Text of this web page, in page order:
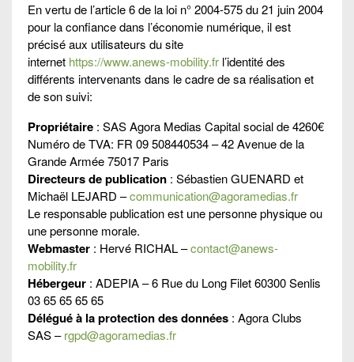
En vertu de l’article 6 de la loi n° 2004-575 du 21 juin 2004
pour la confiance dans l’économie numérique, il est
précisé aux utilisateurs du site
internet https://www.anews-mobility.fr l’identité des
différents intervenants dans le cadre de sa réalisation et
de son suivi:
Propriétaire : SAS Agora Medias Capital social de 4260€
Numéro de TVA: FR 09 508440534 – 42 Avenue de la
Grande Armée 75017 Paris
Directeurs de publication : Sébastien GUENARD et
Michaël LEJARD –communication@agoramedias.fr
Le responsable publication est une personne physique ou
une personne morale.
Webmaster : Hervé RICHAL –contact@anews-
mobility.fr
Hébergeur : ADEPIA – 6 Rue du Long Filet 60300 Senlis
03 65 65 65 65
Délégué à la protection des données : Agora Clubs
SAS –rgpd@agoramedias.fr